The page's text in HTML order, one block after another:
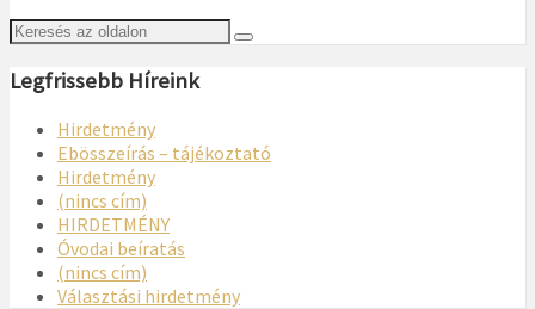
Legfrissebb Híreink
Hirdetmény
Ebösszeírás – tájékoztató
Hirdetmény
(nincs cím)
HIRDETMÉNY
Óvodai beíratás
(nincs cím)
Választási hirdetmény